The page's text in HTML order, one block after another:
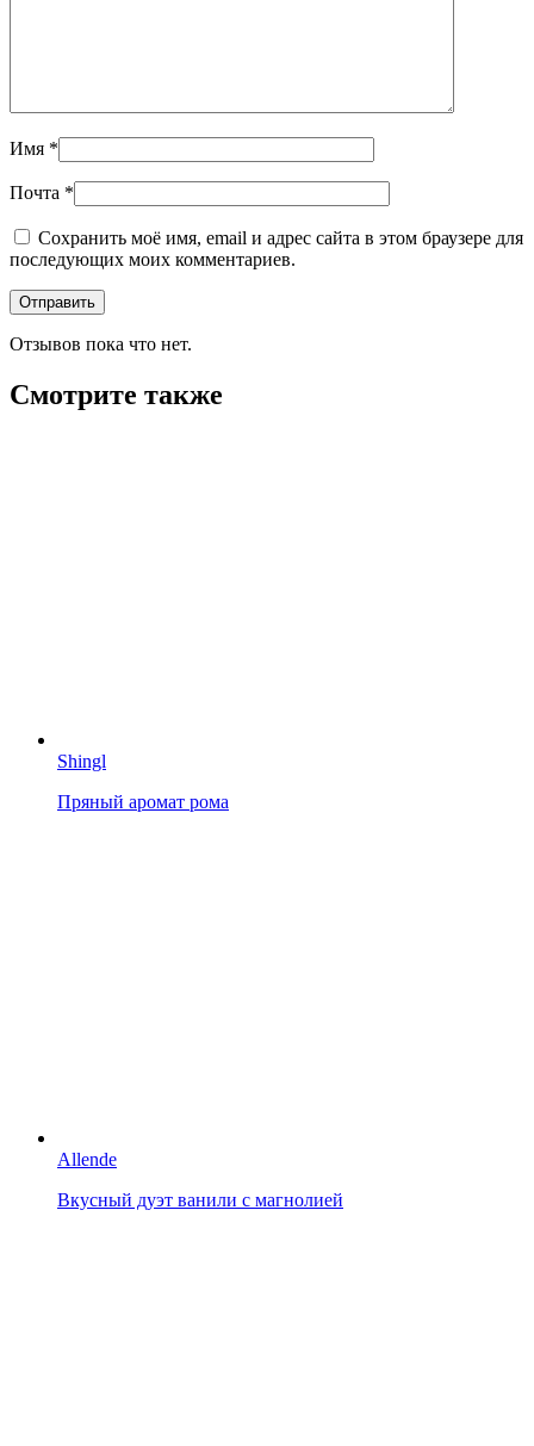
Имя *
Почта *
Сохранить моё имя, email и адрес сайта в этом браузере для
последующих моих комментариев.
Отзывов пока что нет.
Смотрите также
Shingl
Пряный аромат рома
Allende
Вкусный дуэт ванили с магнолией